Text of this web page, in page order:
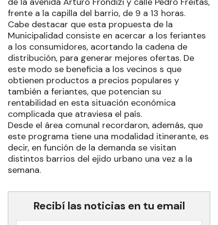
frente a la capilla del barrio, de 9 a 13 horas.
Cabe destacar que esta propuesta de la
Municipalidad consiste en acercar a los feriantes
a los consumidores, acortando la cadena de
distribución, para generar mejores ofertas. De
este modo se beneficia a los vecinos s que
obtienen productos a precios populares y
también a feriantes, que potencian su
rentabilidad en esta situación económica
complicada que atraviesa el país.
Desde el área comunal recordaron, además, que
este programa tiene una modalidad itinerante, es
decir, en función de la demanda se visitan
distintos barrios del ejido urbano una vez a la
semana.
Recibí las noticias en tu email